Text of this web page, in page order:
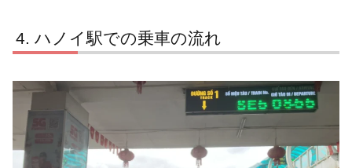
ハノイ駅での乗車の流れ